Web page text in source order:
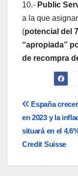
10.- Public
a la que
(potencial del
“apropiada”
de recompra
de
entradas
España
en 2023 y la
situará en el
Credit Suisse